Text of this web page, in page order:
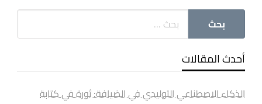
أحدث المقالات
الذكاء الاصطناعي التوليدي في الضيافة: ثورة في كتابة